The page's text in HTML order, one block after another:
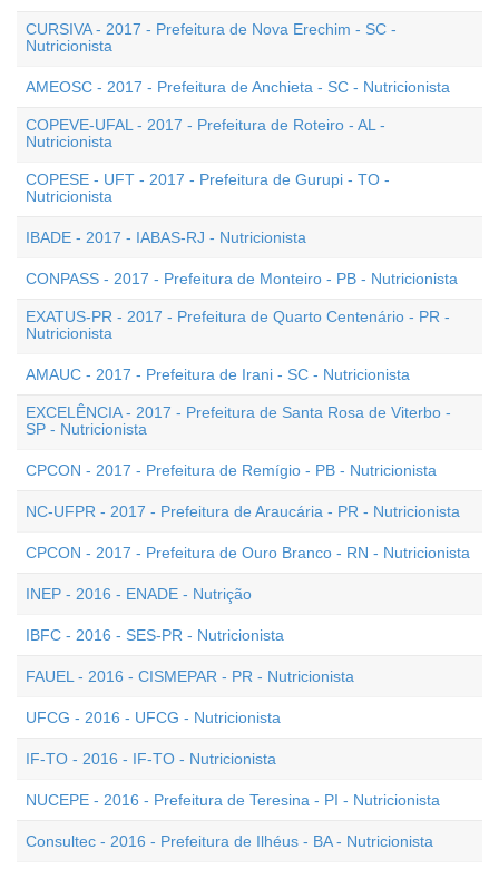
CURSIVA - 2017 - Prefeitura de Nova Erechim - SC -
Nutricionista
AMEOSC - 2017 - Prefeitura de Anchieta - SC - Nutricionista
COPEVE-UFAL - 2017 - Prefeitura de Roteiro - AL -
Nutricionista
COPESE - UFT - 2017 - Prefeitura de Gurupi - TO -
Nutricionista
IBADE - 2017 - IABAS-RJ - Nutricionista
CONPASS - 2017 - Prefeitura de Monteiro - PB - Nutricionista
EXATUS-PR - 2017 - Prefeitura de Quarto Centenário - PR -
Nutricionista
AMAUC - 2017 - Prefeitura de Irani - SC - Nutricionista
EXCELÊNCIA - 2017 - Prefeitura de Santa Rosa de Viterbo -
SP - Nutricionista
CPCON - 2017 - Prefeitura de Remígio - PB - Nutricionista
NC-UFPR - 2017 - Prefeitura de Araucária - PR - Nutricionista
CPCON - 2017 - Prefeitura de Ouro Branco - RN - Nutricionista
INEP - 2016 - ENADE - Nutrição
IBFC - 2016 - SES-PR - Nutricionista
FAUEL - 2016 - CISMEPAR - PR - Nutricionista
UFCG - 2016 - UFCG - Nutricionista
IF-TO - 2016 - IF-TO - Nutricionista
NUCEPE - 2016 - Prefeitura de Teresina - PI - Nutricionista
Consultec - 2016 - Prefeitura de Ilhéus - BA - Nutricionista